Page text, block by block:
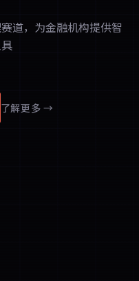
道，为金融机构提供智
了解更多 →